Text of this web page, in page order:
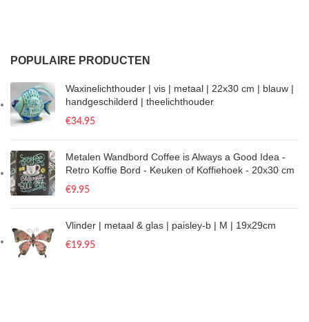
POPULAIRE PRODUCTEN
Waxinelichthouder | vis | metaal | 22x30 cm | blauw |
handgeschilderd | theelichthouder
€34.95
Metalen Wandbord Coffee is Always a Good Idea -
Retro Koffie Bord - Keuken of Koffiehoek - 20x30 cm
€9.95
Vlinder | metaal & glas | paisley-b | M | 19x29cm
€19.95